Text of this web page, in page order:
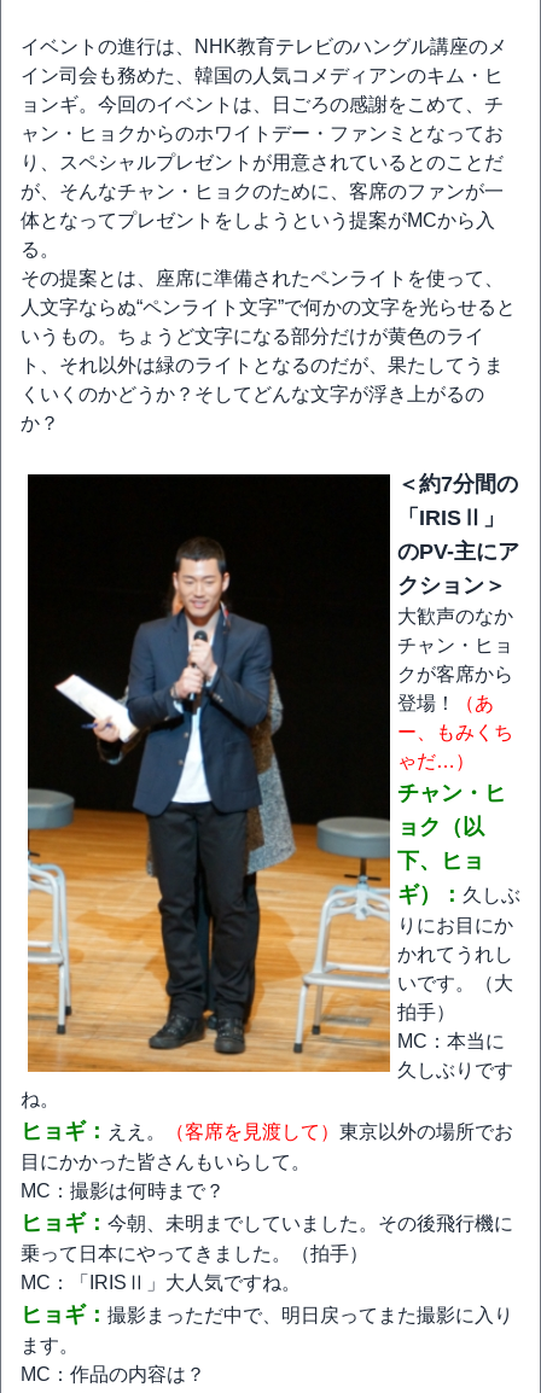
イベントの進行は、NHK教育テレビのハングル講座のメ
イン司会も務めた、韓国の人気コメディアンのキム・ヒ
ョンギ。今回のイベントは、日ごろの感謝をこめて、チ
ャン・ヒョクからのホワイトデー・ファンミとなってお
り、スペシャルプレゼントが用意されているとのことだ
が、そんなチャン・ヒョクのために、客席のファンが一
体となってプレゼントをしようという提案がMCから入
る。
その提案とは、座席に準備されたペンライトを使って、
人文字ならぬ“ペンライト文字”で何かの文字を光らせると
いうもの。ちょうど文字になる部分だけが黄色のライ
ト、それ以外は緑のライトとなるのだが、果たしてうま
くいくのかどうか？そしてどんな文字が浮き上がるの
か？
＜約7分間の
「IRISⅡ」
のPV-主にア
クション＞
大歓声のなか
チャン・ヒョ
クが客席から
登場！
（あ
ー、もみくち
ゃだ…）
チャン・ヒ
ョク（以
下、ヒョ
ギ）： 久しぶ
りにお目にか
かれてうれし
いです。（大
拍手）
MC：本当に
久しぶりです
ね。
ヒョギ： ええ。 （客席を見渡して） 東京以外の場所でお
目にかかった皆さんもいらして。
MC：撮影は何時まで？
ヒョギ： 今朝、未明までしていました。その後飛行機に
乗って日本にやってきました。（拍手）
MC：「IRISⅡ」大人気ですね。
ヒョギ： 撮影まっただ中で、明日戻ってまた撮影に入り
ます。
MC：作品の内容は？